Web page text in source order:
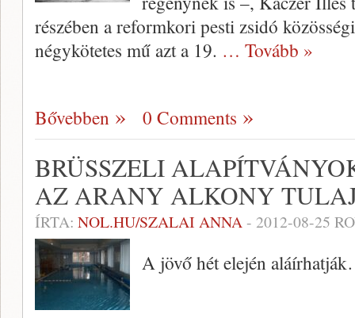
részében a reformkori pesti zsidó
négykötetes mű azt a 19. … Tovább »
Bővebben 0 Comments
BRÜSSZELI
AZ ARANY ALKONY
ÍRTA: NOL.HU/SZALAI ANNA- 2012-08-25
A jövő hét elején